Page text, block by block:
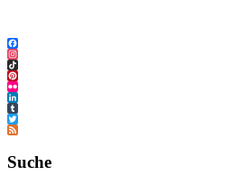
Facebook
Instagram
TikTok
Pinterest
Flickr
LinkedIn
Tumblr
Twitter
Feed
Suche